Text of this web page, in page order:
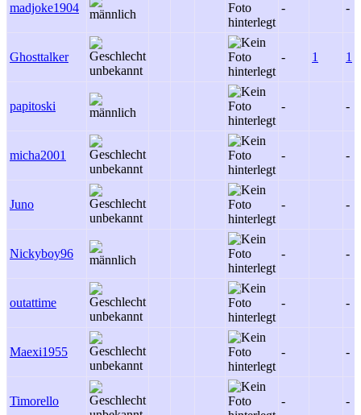
madjoke1904 - -
Ghosttalker - 1 1
papitoski - -
micha2001 - -
Juno - -
Nickyboy96 - -
outattime - -
Maexi1955 - -
Timorello - -